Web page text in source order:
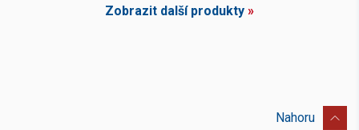
Zobrazit další produkty »
Nahoru